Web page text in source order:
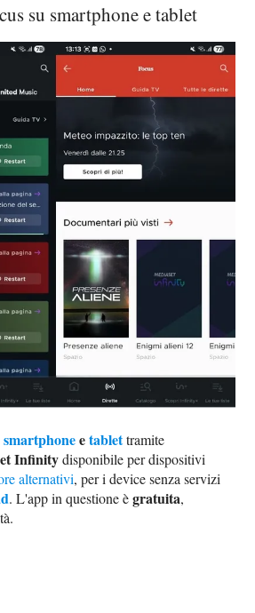
su smartphone e tablet
smartphoneetablettramite
Infinitydisponibile per dispositivi
alternativi, per i device senza servizi
. L'app in questione ègratuita,